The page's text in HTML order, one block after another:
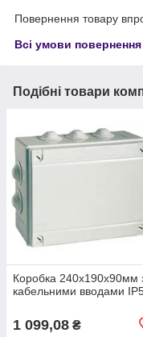
Повернення товару
Всі умови повернення
Подібні товари
Коробка 240х190х90мм
кабельними вводами
1 099,08 ₴